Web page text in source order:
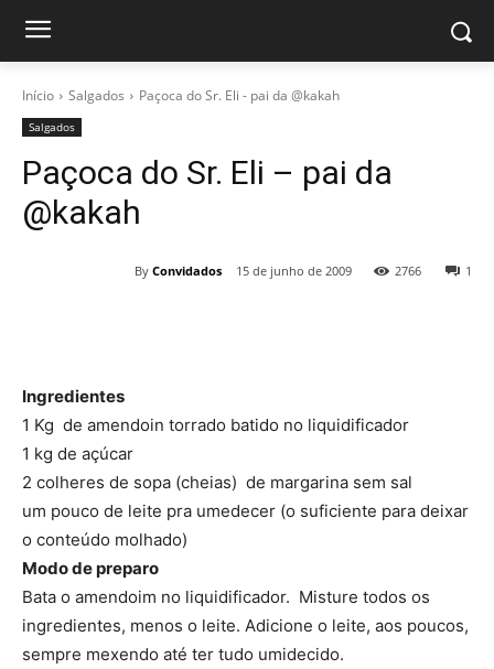
Início Salgados Paçoca do Sr. Eli - pai da @kakah
Salgados
Paçoca do Sr. Eli – pai da
@kakah
By Convidados 15 de junho de 2009 1
2766
Ingredientes
1 Kg de amendoin torrado batido no liquidificador
1 kg de açúcar
2 colheres de sopa (cheias) de margarina sem sal
um pouco de leite pra umedecer (o suficiente para deixar
o conteúdo molhado)
Modo de preparo
Bata o amendoim no liquidificador. Misture todos os
ingredientes, menos o leite. Adicione o leite, aos poucos,
sempre mexendo até ter tudo umidecido.